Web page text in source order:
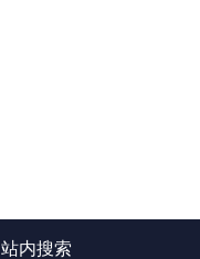
站内搜索